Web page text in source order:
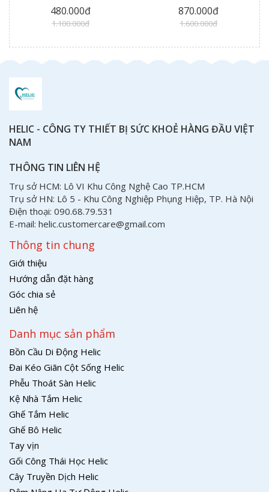
480.000đ
1.100.000đ
870.000đ
1.600.000đ
HELIC - CÔNG TY THIẾT BỊ SỨC KHOẺ HÀNG ĐẦU VIỆT
NAM
THÔNG TIN LIÊN HỆ
Trụ sở HCM: Lô VI Khu Công Nghệ Cao TP.HCM
Trụ sở HN: Lô 5 - Khu Công Nghiệp Phụng Hiệp, TP. Hà Nội
Điện thoại: 090.68.79.531
E-mail: helic.customercare@gmail.com
Thông tin chung
Giới thiệu
Hướng dẫn đặt hàng
Góc chia sẻ
Liên hệ
Danh mục sản phẩm
Bồn Cầu Di Động Helic
Đai Kéo Giãn Cột Sống Helic
Phễu Thoát Sàn Helic
Kệ Nhà Tắm Helic
Ghế Tắm Helic
Ghế Bô Helic
Tay vịn
Gối Công Thái Học Helic
Cây Truyền Dịch Helic